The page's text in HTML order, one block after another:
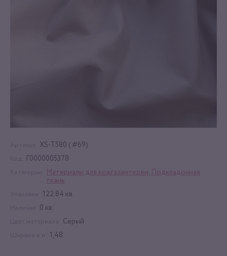
XS-T580 ( #69)
Г0000005378
Материалы для кожгалантереи,
Подкладочная
ткань
122.84 кв.
0 кв.
Серый
1,48